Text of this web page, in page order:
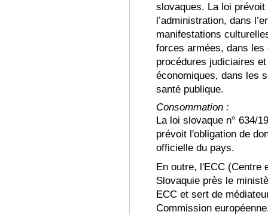
slovaques. La loi prévoit
l’administration, dans
manifestations
forces armées, dans
procédures judiciaires
économiques, dans les
santé publique.
Consommation :
La loi slovaque n° 634/
prévoit l'obligation de
officielle du pays.
En outre, l'ECC (Centre
Slovaquie près le
ECC et sert de
Commission européenne